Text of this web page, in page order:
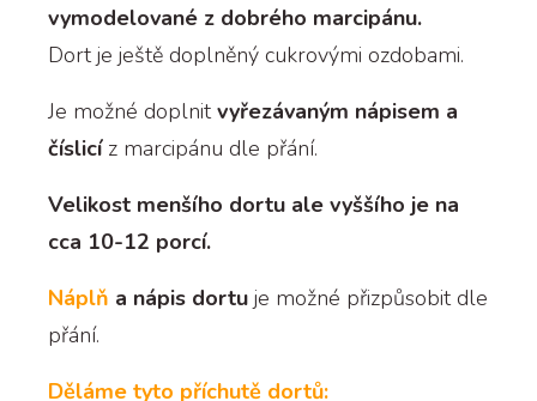
vymodelované z dobrého marcipánu.
Dort je ještě doplněný cukrovými ozdobami.
Je možné doplnitvyřezávaným nápisem a
číslicíz marcipánu dle přání.
Velikost menšího dortu ale vyššího je na
cca 10-12 porcí.
Náplň a nápis dortu je možné přizpůsobit dle
přání.
Děláme tyto příchutě dortů: